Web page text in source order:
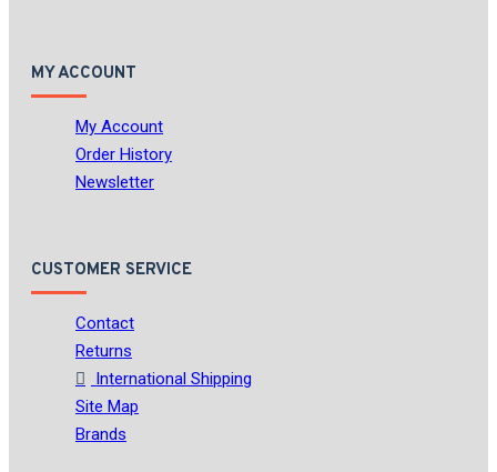
MY ACCOUNT
My Account
Order History
Newsletter
CUSTOMER SERVICE
Contact
Returns
International Shipping
Site Map
Brands